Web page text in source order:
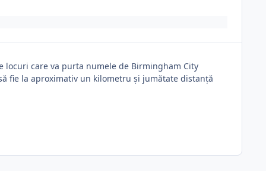
care va purta numele de Birmingham City
fie la aproximativ un kilometru și jumătate distanță